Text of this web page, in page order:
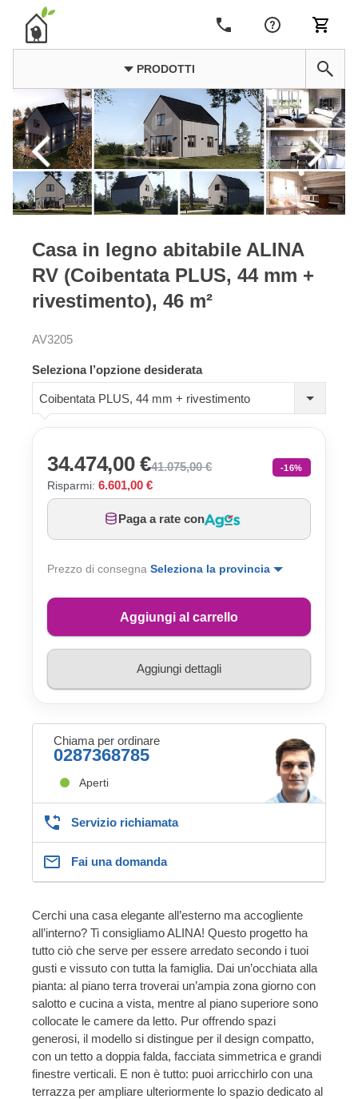
PRODOTTI
Casa in legno abitabile ALINA
RV (Coibentata PLUS, 44 mm +
rivestimento), 46 m²
AV3205
Seleziona l’opzione desiderata
Coibentata PLUS, 44 mm + rivestimento
34.474,00 €41.075,00 € -16%
Risparmi: 6.601,00 €
Paga a rate con
Prezzo di consegna Seleziona la provincia
Aggiungi al carrello
Aggiungi dettagli
Chiama per ordinare
0287368785
Aperti
Servizio richiamata
Fai una domanda
Cerchi una casa elegante all’esterno ma accogliente
all’interno? Ti consigliamo ALINA! Questo progetto ha
tutto ciò che serve per essere arredato secondo i tuoi
gusti e vissuto con tutta la famiglia. Dai un’occhiata alla
pianta: al piano terra troverai un’ampia zona giorno con
salotto e cucina a vista, mentre al piano superiore sono
collocate le camere da letto. Pur offrendo spazi
generosi, il modello si distingue per il design compatto,
con un tetto a doppia falda, facciata simmetrica e grandi
finestre verticali. E non è tutto: puoi arricchirlo con una
terrazza per ampliare ulteriormente lo spazio dedicato al